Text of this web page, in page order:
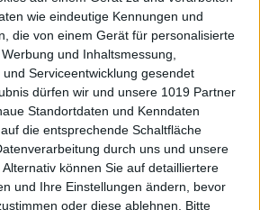
wie eindeutige Kennungen und
die von einem Gerät für personalisierte
und Inhaltsmessung,
Serviceentwicklung gesendet
dürfen wir und unsere 1019 Partner
Standortdaten und Kenndaten
die entsprechende Schaltfläche
durch uns und unsere
können Sie auf detailliertere
und Ihre Einstellungen ändern, bevor
oder diese ablehnen.
Bitte